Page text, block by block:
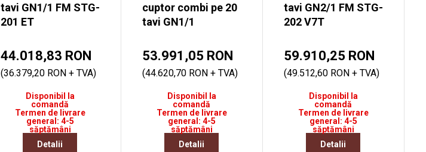
tavi GN1/1 FM STG-
201 ET
44.018,83 RON
(36.379,20 RON + TVA)
Disponibil la
comandă
Termen de livrare
general: 4-5
săptămâni
Detalii
cuptor combi pe 20
tavi GN1/1
53.991,05 RON
(44.620,70 RON + TVA)
Disponibil la
comandă
Termen de livrare
general: 4-5
săptămâni
Detalii
tavi GN2/1 FM STG-
202 V7T
59.910,25 RON
(49.512,60 RON + TVA)
Disponibil la
comandă
Termen de livrare
general: 4-5
săptămâni
Detalii